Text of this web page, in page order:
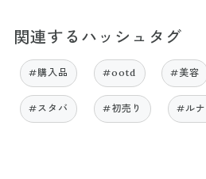
関連するハッシュタグ
#購入品 #ootd #美容
#スタバ #初売り #ルナ